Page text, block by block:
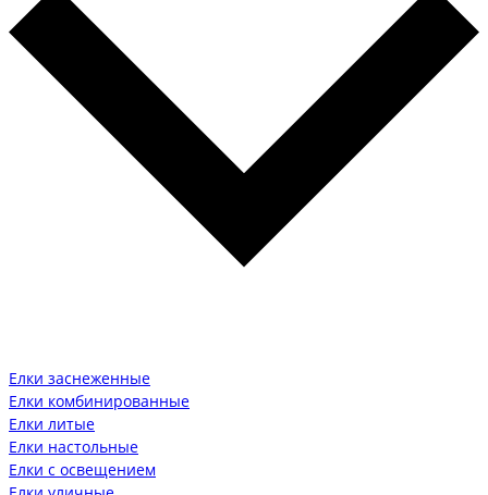
Елки заснеженные
Елки комбинированные
Елки литые
Елки настольные
Елки с освещением